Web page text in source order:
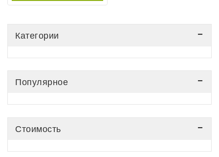
ПАРАМЕТРЫ
Категории
Популярное
Стоимость